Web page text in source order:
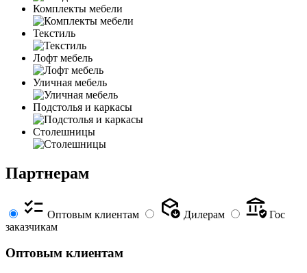
Комплекты мебели
Текстиль
Лофт мебель
Уличная мебель
Подстолья и каркасы
Столешницы
Партнерам
Оптовым клиентам Дилерам
Гос
заказчикам
Оптовым клиентам